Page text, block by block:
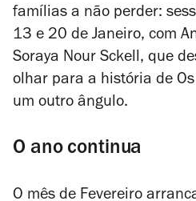
famílias a não perder:
13 e 20 de Janeiro, com
Soraya Nour Sckell, que
olhar para a história de
um outro ângulo.
O ano continua
O mês de Fevereiro